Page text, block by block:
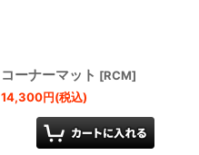
コーナーマット [RCM]
14,300円(税込)